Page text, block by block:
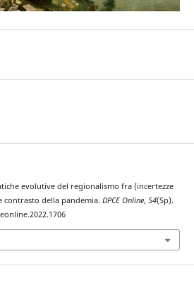
evolutive del regionalismo fra (incertezze
della pandemia. DPCE Online, 54(Sp).